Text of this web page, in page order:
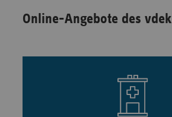
Online-Angebote des vdek